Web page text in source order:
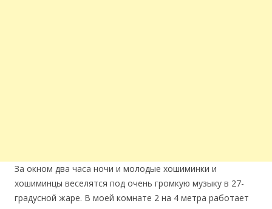
За окном два часа ночи и молодые хошиминки и
хошиминцы веселятся под очень громкую музыку в 27-
градусной жаре. В моей комнате 2 на 4 метра работает